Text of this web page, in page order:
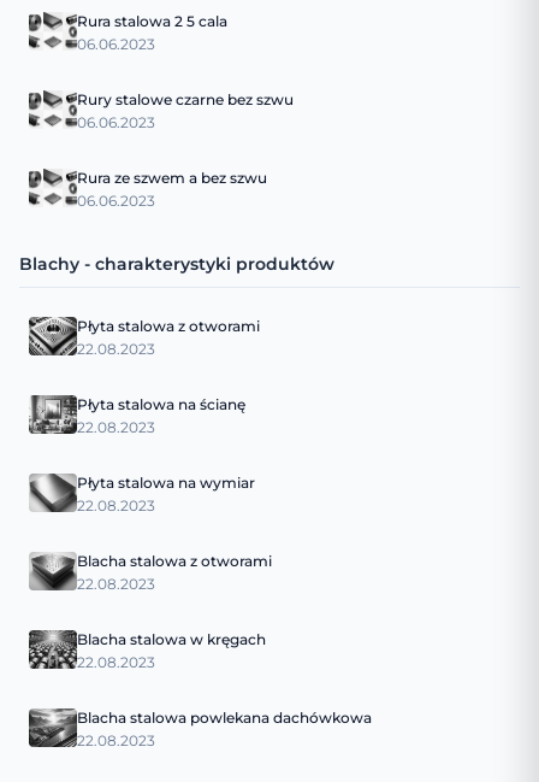
Rura stalowa 2 5 cala
06.06.2023
Rury stalowe czarne bez szwu
06.06.2023
Rura ze szwem a bez szwu
06.06.2023
Blachy - charakterystyki produktów
Płyta stalowa z otworami
22.08.2023
Płyta stalowa na ścianę
22.08.2023
Płyta stalowa na wymiar
22.08.2023
Blacha stalowa z otworami
22.08.2023
Blacha stalowa w kręgach
22.08.2023
Blacha stalowa powlekana dachówkowa
22.08.2023